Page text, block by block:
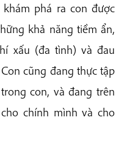
phá ra con được
khả năng tiềm ẩn,
xấu (đa tình) và đau
cũng đang thực tập
con, và đang trên
chính mình và cho